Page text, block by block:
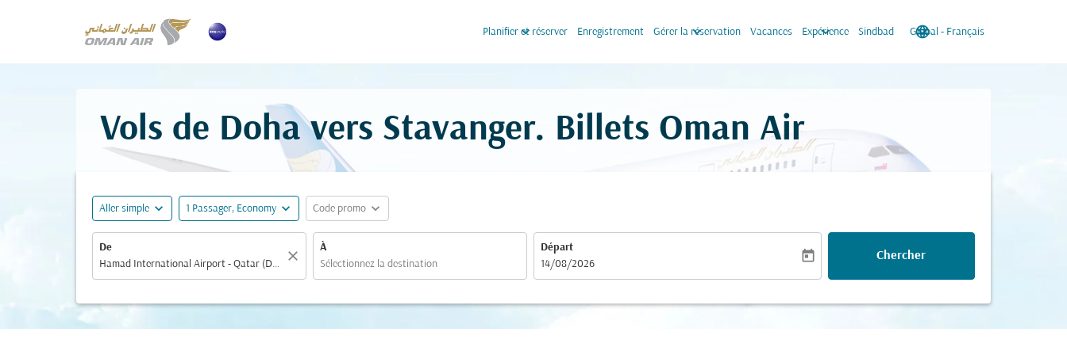
Planifier et réserver
keyboard_arrow_down Enregistrement Gérer la réservation
keyboard_arrow_down Vacances Expérience
keyboard_arrow_down Sindbad language
Global - Français
keyboard_arrow_down
Vols de Doha vers Stavanger. Billets Oman Air
Aller simple expand_more 1 Passager, Economy expand_more Code promo expand_more
De
close
À
Départ
fc-booking-departure-date-aria-label
14/08/2026
today Chercher